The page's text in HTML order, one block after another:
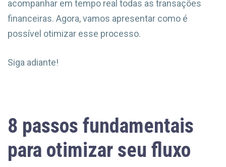
acompanhar em tempo real todas as transações
financeiras. Agora, vamos apresentar como é
possível otimizar esse processo.
Siga adiante!
8 passos fundamentais
para otimizar seu fluxo